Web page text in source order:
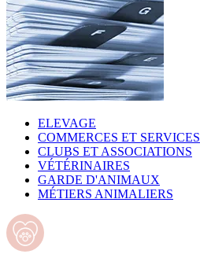
ELEVAGE
COMMERCES ET SERVICES
CLUBS ET ASSOCIATIONS
VÉTÉRINAIRES
GARDE D'ANIMAUX
MÉTIERS ANIMALIERS